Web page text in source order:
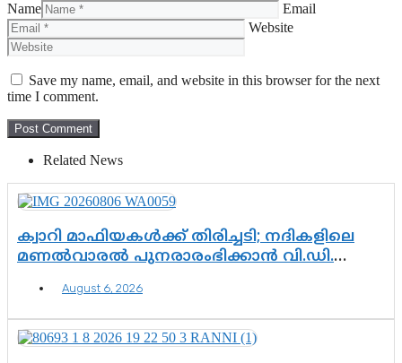
Name
Email
Website
Save my name, email, and website in this browser for the next
time I comment.
Related News
ക്വാറി മാഫിയകൾക്ക് തിരിച്ചടി; നദികളിലെ
മണൽവാരൽ പുനരാരംഭിക്കാൻ വി.ഡി.
August 6, 2026